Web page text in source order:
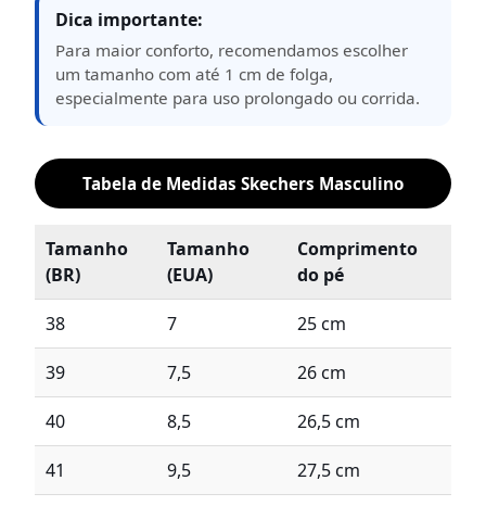
Dica importante:
Para maior conforto, recomendamos escolher
um tamanho com até 1 cm de folga,
especialmente para uso prolongado ou corrida.
Tabela de Medidas Skechers Masculino
Tamanho
(BR)
Tamanho
(EUA)
Comprimento
do pé
38 7 25 cm
39 7,5 26 cm
40 8,5 26,5 cm
41 9,5 27,5 cm